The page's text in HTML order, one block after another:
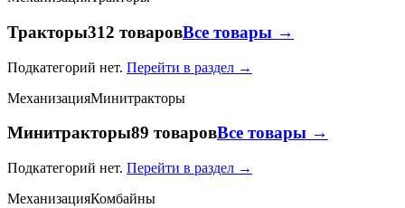
Тракторы312 товаровВсе товары →
Подкатегорий нет. Перейти в раздел →
МеханизацияМинитракторы
Минитракторы89 товаровВсе товары →
Подкатегорий нет. Перейти в раздел →
МеханизацияКомбайны